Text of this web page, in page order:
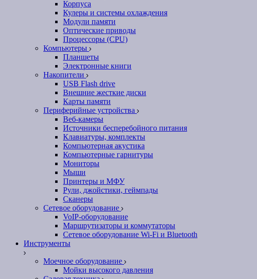
Корпуса
Кулеры и системы охлаждения
Модули памяти
Оптические приводы
Процессоры (CPU)
Компьютеры
Планшеты
Электронные книги
Накопители
USB Flash drive
Внешние жесткие диски
Карты памяти
Периферийные устройства
Веб-камеры
Источники бесперебойного питания
Клавиатуры, комплекты
Компьютерная акустика
Компьютерные гарнитуры
Мониторы
Мыши
Принтеры и МФУ
Рули, джойстики, геймпады
Сканеры
Сетевое оборудование
VoIP-оборудование
Маршрутизаторы и коммутаторы
Сетевое оборудование Wi-Fi и Bluetooth
Инструменты
Моечное оборудование
Мойки высокого давления